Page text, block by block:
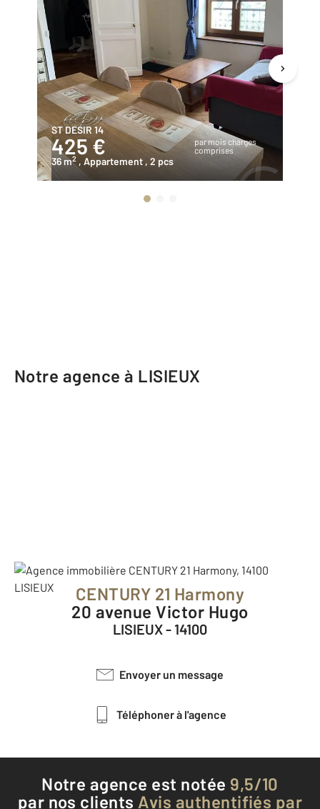
ST DESIR 14
425 €
par mois charges
comprises
36 m2 , Appartement , 2 pcs
Notre agence à LISIEUX
CENTURY 21 Harmony
20 avenue Victor Hugo
LISIEUX - 14100
Envoyer un message
Téléphoner à l'agence
Notre agence est notée 9,5/10
par nos clients Avis authentifiés par